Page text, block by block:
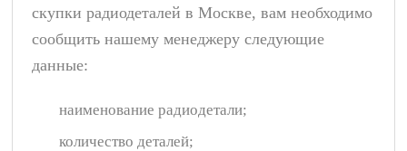
скупки радиодеталей в Москве, вам необходимо
сообщить нашему менеджеру следующие
данные:
наименование радиодетали;
количество деталей;